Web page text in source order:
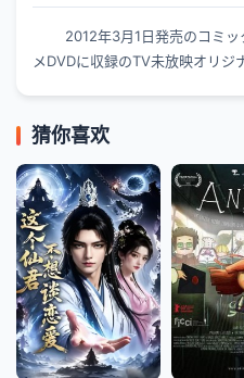
2012年3月1日発売のコミ
メDVDに収録のTV未放映オリジ
猜你喜欢